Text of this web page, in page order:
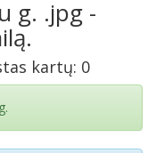
g. .jpg -
kartų: 0